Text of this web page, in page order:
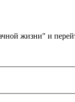
жизни" и